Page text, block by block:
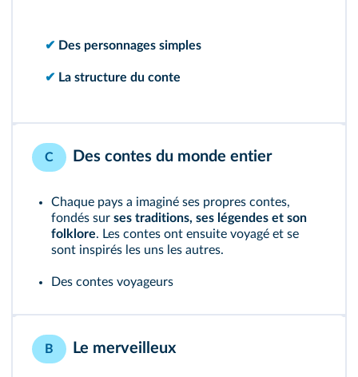
✔ Des personnages simples
✔ La structure du conte
C Des contes du monde entier
Chaque pays a imaginé ses propres contes,
fondés sur ses traditions, ses légendes et son
folklore. Les contes ont ensuite voyagé et se
sont inspirés les uns les autres.
Des contes voyageurs
B Le merveilleux